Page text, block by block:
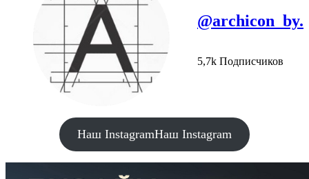
@archicon_by.
5,7k Подписчиков
Наш InstagramНаш Instagram